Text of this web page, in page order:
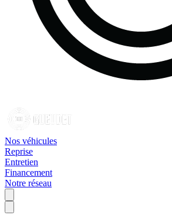
Nos véhicules
Reprise
Entretien
Financement
Notre réseau